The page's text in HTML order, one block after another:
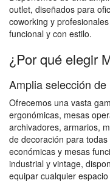
outlet, diseñados para
coworking y
funcional y con estilo.
¿Por qué elegir
Amplia selección
Ofrecemos una vasta
ergonómicas, mesas
archivadores, armarios,
de decoración para
económicas y mesas
industrial y vintage,
equipar cualquier